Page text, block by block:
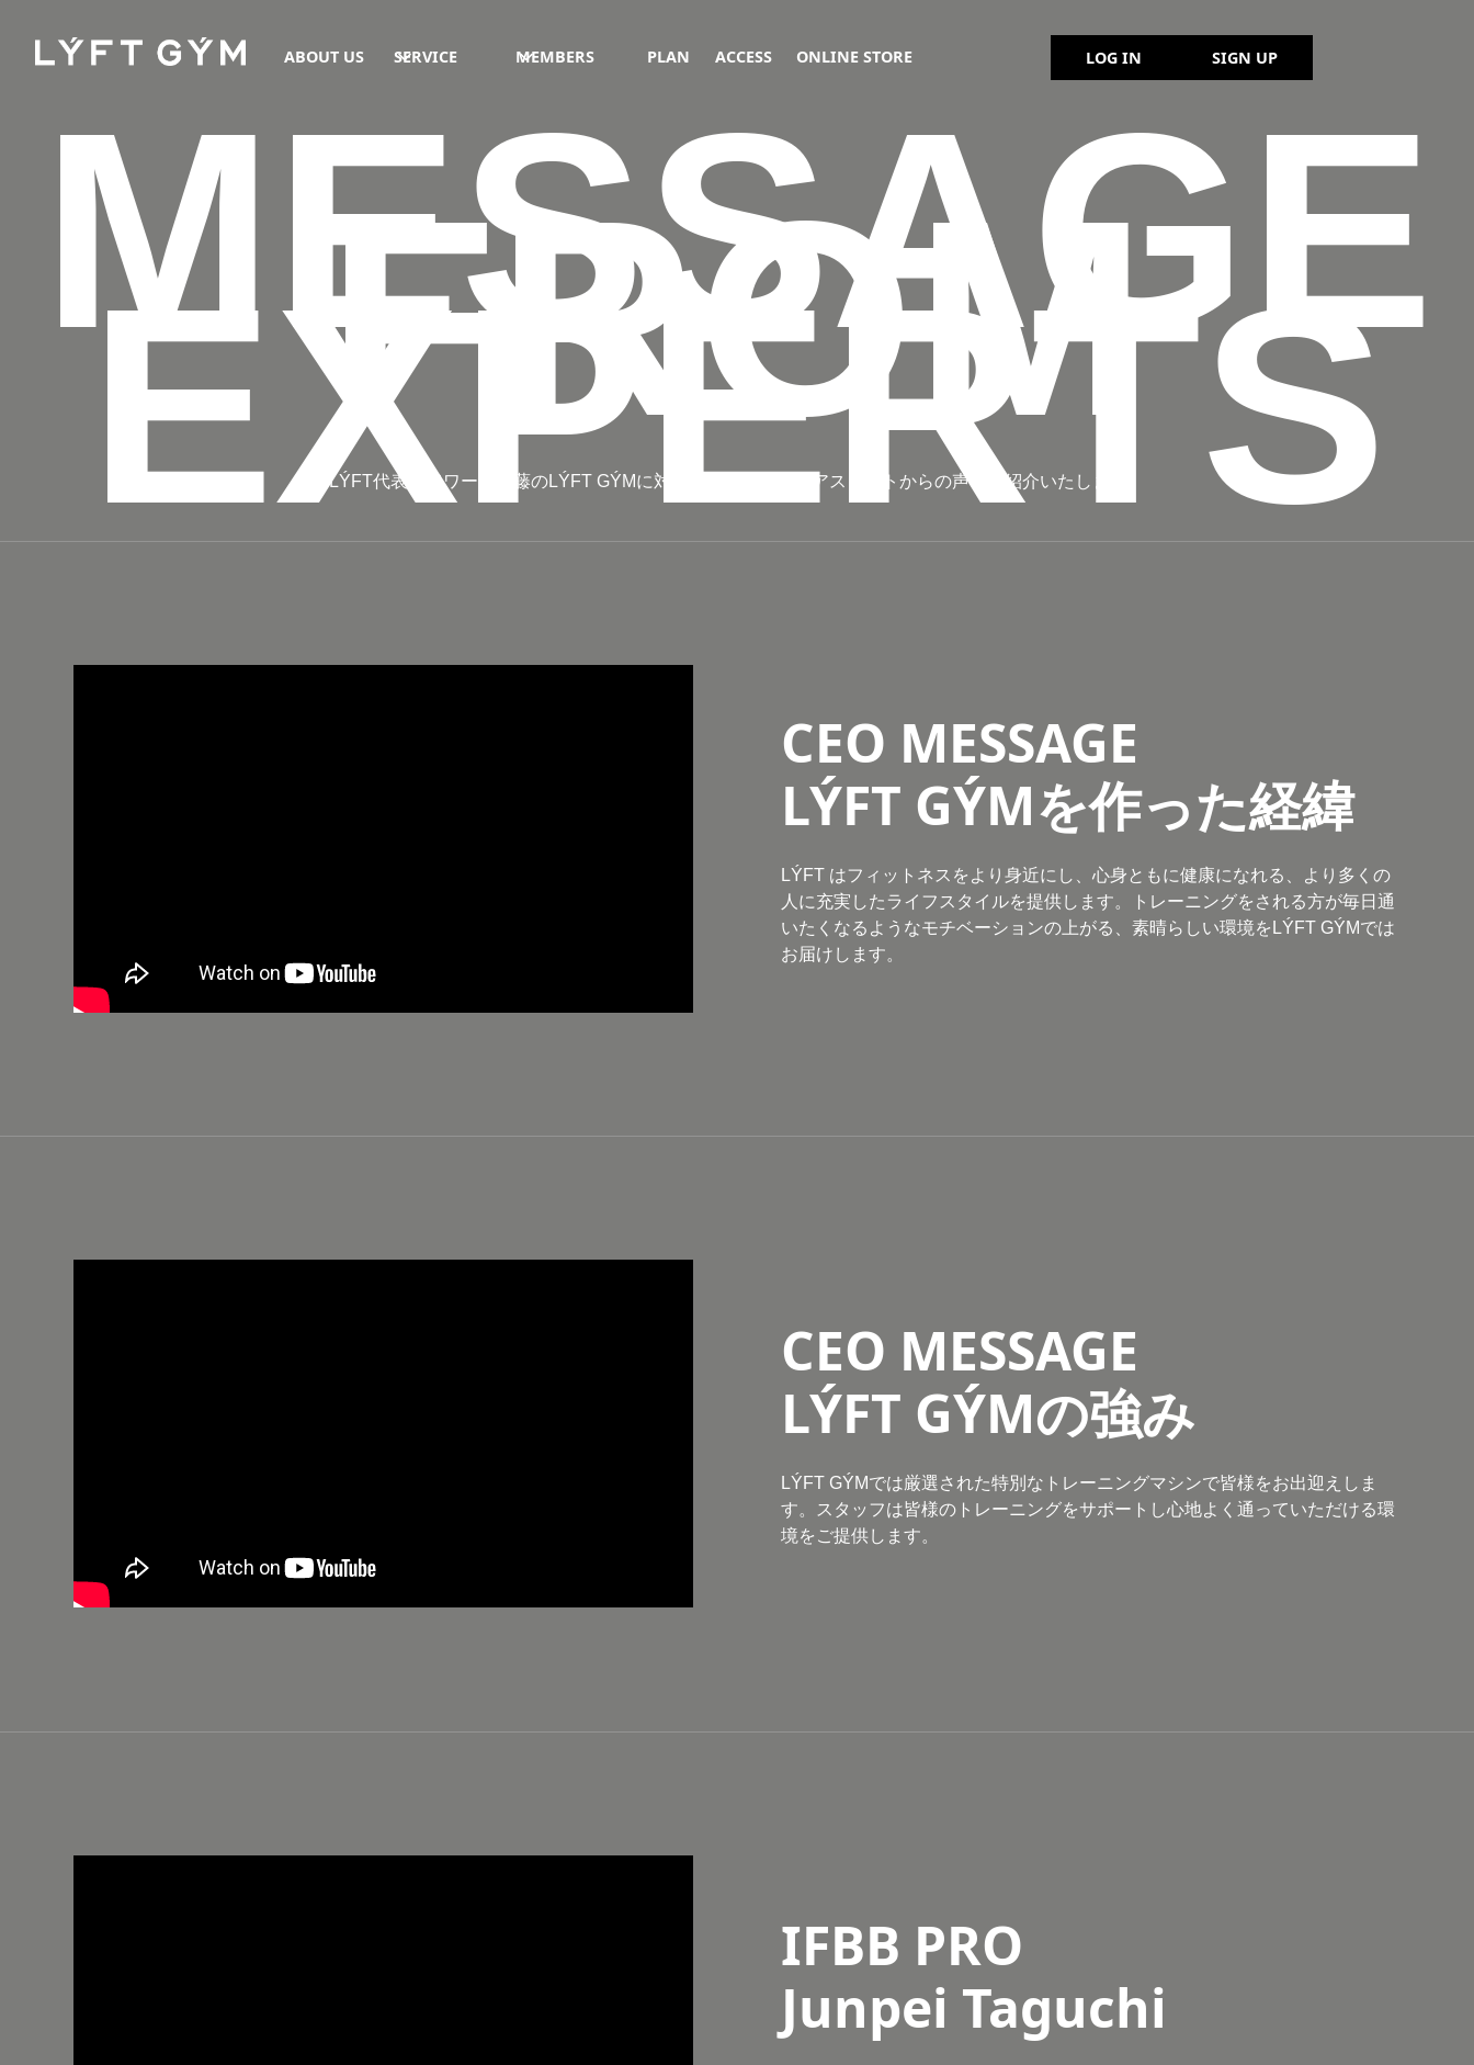
ABOUT US SERVICE MEMBERS PLAN ACCESS ONLINE STORE LOG IN SIGN UP
MESSAGE
FROM
EXPERTS
LÝFT代表エドワード加藤のLÝFT GÝMに対する想いやトップアスリートからの声をご紹介いたします。
CEO MESSAGE
LÝFT GÝMを作った経緯
LÝFT はフィットネスをより身近にし、心身ともに健康になれる、より多くの
人に充実したライフスタイルを提供します。トレーニングをされる方が毎日通
いたくなるようなモチベーションの上がる、素晴らしい環境をLÝFT GÝMでは
お届けします。
CEO MESSAGE
LÝFT GÝMの強み
LÝFT GÝMでは厳選された特別なトレーニングマシンで皆様をお出迎えしま
す。スタッフは皆様のトレーニングをサポートし心地よく通っていただける環
境をご提供します。
IFBB PRO
Junpei Taguchi